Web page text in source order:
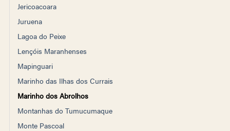
Jericoacoara
Juruena
Lagoa do Peixe
Lençóis Maranhenses
Mapinguari
Marinho das Ilhas dos Currais
Marinho dos Abrolhos
Montanhas do Tumucumaque
Monte Pascoal